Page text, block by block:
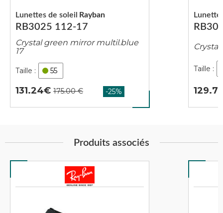
RB3025 112-17
Lunettes de soleil Rayban
Crystal green mirror multil.blue
17
55
131.24
Produits associés